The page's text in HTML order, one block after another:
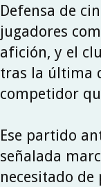
Defensa de
jugadores
afición, y el
tras la última
competidor
Ese partido
señalada
necesitado de